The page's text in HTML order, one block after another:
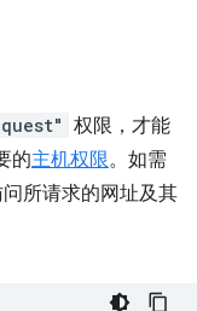
权限，才能
的主机权限。如需
所请求的网址及其